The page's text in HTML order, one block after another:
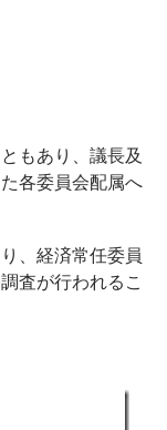
もあり、議長及
各委員会配属へ
、経済常任委員
査が行われるこ